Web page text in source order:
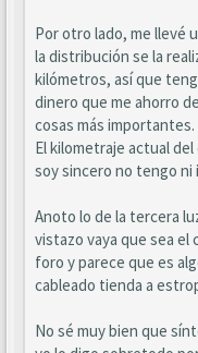
Por otro lado, me llevé
la distribución se la
kilómetros, así que
dinero que me ahorro
cosas más importantes.
El kilometraje actual
soy sincero no tengo ni
Anoto lo de la tercera
vistazo vaya que sea el
foro y parece que es
cableado tienda a
No sé muy bien que